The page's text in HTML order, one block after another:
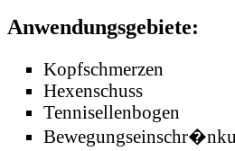
Anwendungsgebiete:
Kopfschmerzen
Hexenschuss
Tennisellenbogen